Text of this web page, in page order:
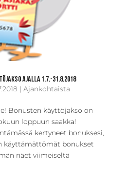
ajalla 1.7.-31.8.2018
|Ajankohtaista
Bonusten käyttöjakso on
loppuun saakka!
kertyneet bonuksesi,
käyttämättömät bonukset
näet viimeiseltä